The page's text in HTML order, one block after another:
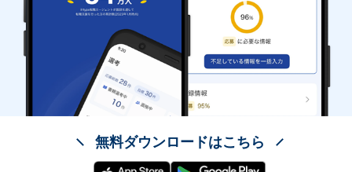
無料ダウンロードはこちら